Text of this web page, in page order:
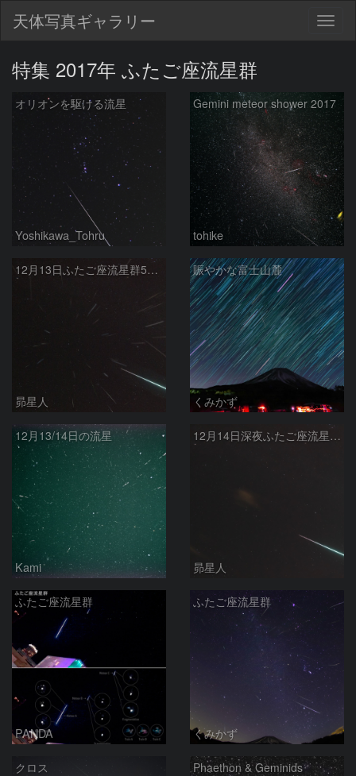
天体写真ギャラリー
特集 2017年 ふたご座流星群
オリオンを駆ける流星
Yoshikawa_Tohru
Gemini meteor shower 2017
tohike
12月13日ふたご座流星群50個
昴星人
賑やかな富士山麓
くみかず
12月13/14日の流星
Kami
12月14日深夜ふたご座流星群に火球
昴星人
ふたご座流星群
PANDA
ふたご座流星群
くみかず
クロス Phaethon & Geminids